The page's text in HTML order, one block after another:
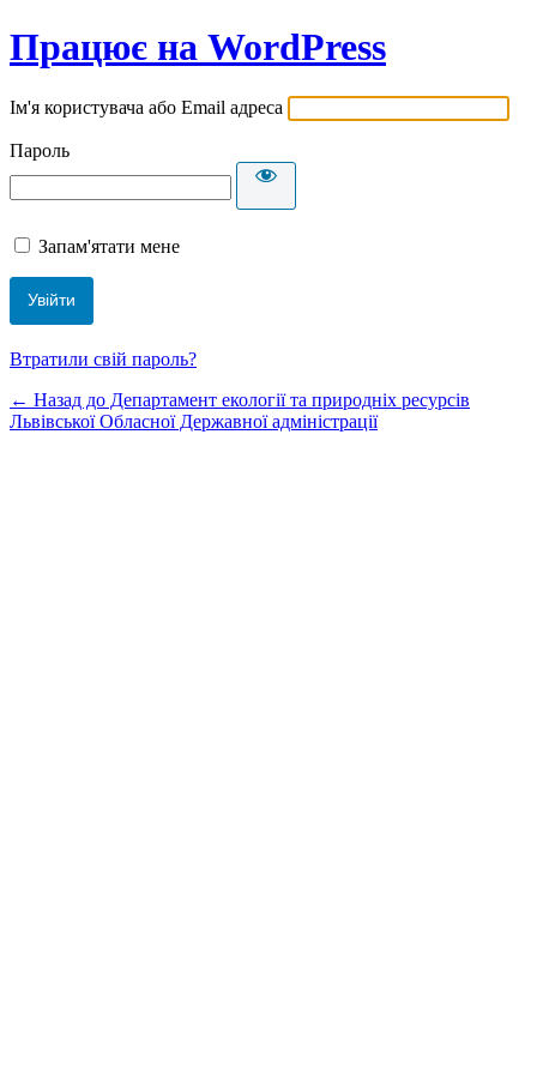
Працює на WordPress
Ім'я користувача або Email адреса
Пароль
Запам'ятати мене
Втратили свій пароль?
← Назад до Департамент екології та природніх ресурсів
Львівської Обласної Державної адміністрації